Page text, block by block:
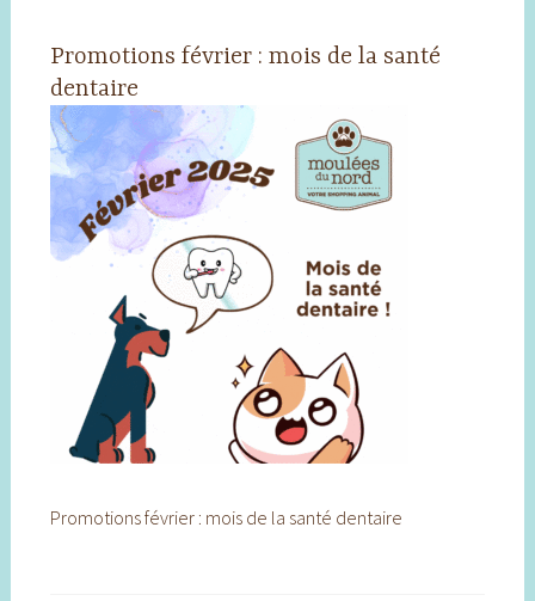
Promotions février : mois de la santé
dentaire
Promotions février : mois de la santé dentaire